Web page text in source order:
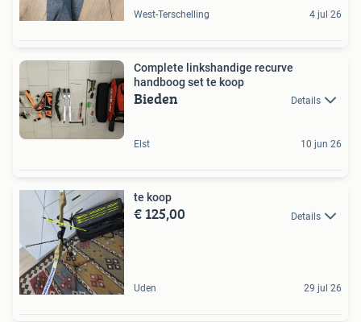
West-Terschelling 4 jul 26
Complete linkshandige recurve
handboog set te koop
Bieden Details
Elst 10 jun 26
te koop
€ 125,00 Details
Uden 29 jul 26